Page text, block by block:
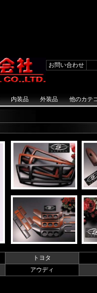
お問い合わせ
内装品 外装品 他のカテ
トヨタ
アウディ